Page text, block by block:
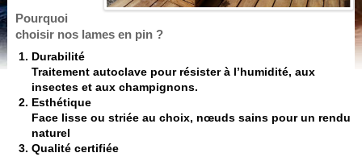
Pourquoi
choisir nos lames en pin ?
Durabilité
Traitement autoclave pour résister à l’humidité, aux
insectes et aux champignons.
Esthétique
Face lisse ou striée au choix, nœuds sains pour un rendu
naturel
Qualité certifiée